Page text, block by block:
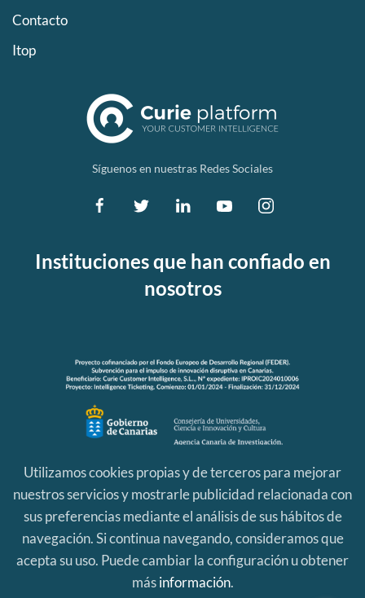
Contacto
Itop
Síguenos en nuestras Redes Sociales
Instituciones que han confiado en
nosotros
Política de Privacidad|
Utilizamos cookies propias y de terceros para mejorar
nuestros servicios y mostrarle publicidad relacionada con
sus preferencias mediante el análisis de sus hábitos de
navegación. Si continua navegando, consideramos que
acepta su uso. Puede cambiar la configuración u obtener
másinformación.